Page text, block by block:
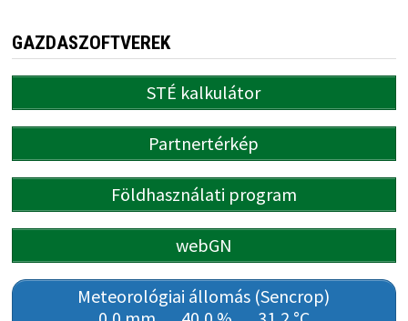
GAZDASZOFTVEREK
STÉ kalkulátor
Partnertérkép
Földhasználati program
webGN
Meteorológiai állomás (Sencrop)